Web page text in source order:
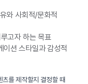
와 사회적/문화적
고자 하는 목표
션 스타일과 감성적
를 제작할지 결정할 때